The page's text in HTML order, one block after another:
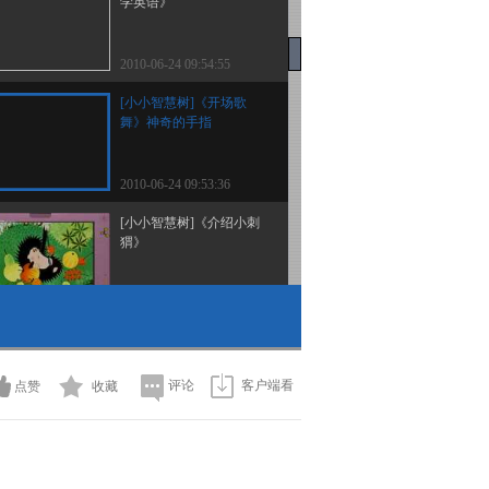
2010-06-24 09:54:55
[小小智慧树]《开场歌
舞》神奇的手指
2010-06-24 09:53:36
[小小智慧树]《介绍小刺
猬》
2010-06-23 10:10:15
点赞 收藏 评论 客户端看